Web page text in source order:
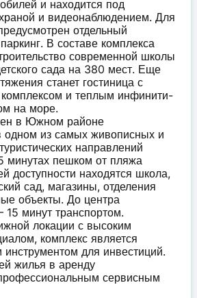
и находится под
и видеонаблюдением. Для
отдельный
В составе комплекса
современной школы
сада на 380 мест. Еще
станет гостиница с
и теплым инфинити-
на море.
в Южном районе
одном из самых живописных и
направлений
минутах пешком от пляжа
доступности находятся школа,
сад, магазины, отделения
объекты. До центра
минут транспортом.
локации с высоким
комплекс является
инструментом для инвестиций.
жилья в аренду
сервисным